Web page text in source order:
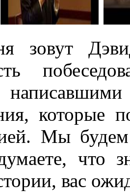
зовут
которые
Мы будем
что
вас